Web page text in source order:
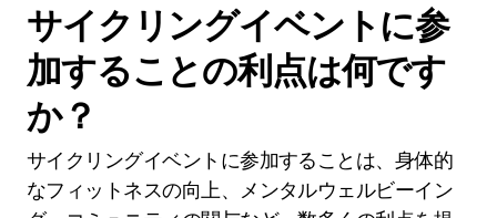
サイクリングイベントに参
加することの利点は何です
か？
サイクリングイベントに参加することは、身体的
なフィットネスの向上、メンタルウェルビーイン